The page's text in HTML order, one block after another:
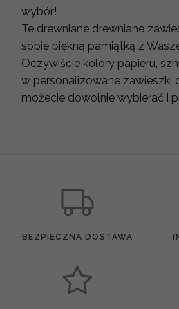
wybór!
Te drewniane drewniane
sobie piękną pamiątką z
Oczywiście kolory papieru,
w personalizowane zawieszki
możecie dowolnie wybierać i
BEZPIECZNA DOSTAWA